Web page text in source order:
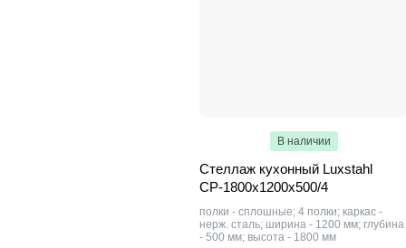
В наличии
Стеллаж кухонный Luxstahl
СР-1800x1200x500/4
полки - сплошные; 4 полки; каркас -
нерж. сталь; ширина - 1200 мм; глубина
- 500 мм; высота - 1800 мм